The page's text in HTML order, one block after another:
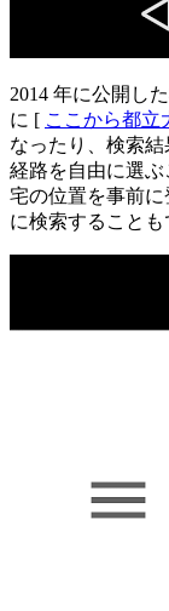
2014 年に公開し
に [ ここから都立
なったり、検索
経路を自由に選
宅の位置を事前
に検索することも